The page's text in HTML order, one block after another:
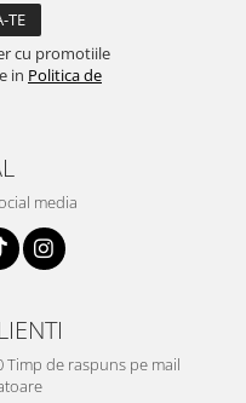
cu promotiile
in Politica de
media
Timp de raspuns pe mail